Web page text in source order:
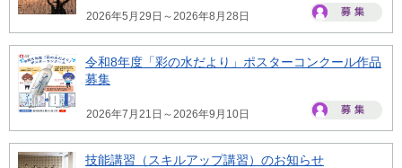
2026年5月29日～2026年8月28日
令和8年度「彩の水だより」ポスターコンクール作品
募集
2026年7月21日～2026年9月10日
技能講習（スキルアップ講習）のお知らせ